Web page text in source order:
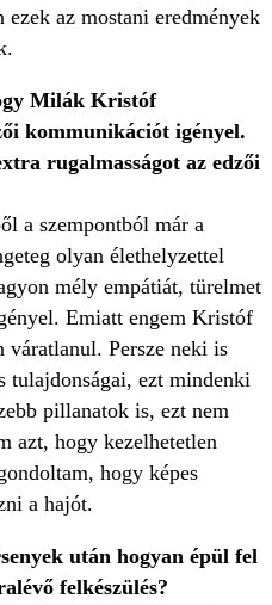
ezek az mostani eredmények
Milák Kristóf
kommunikációt igényel.
rugalmasságot az edzői
a szempontból már a
olyan élethelyzettel
mély empátiát, türelmet
Emiatt engem Kristóf
váratlanul. Persze neki is
tulajdonságai, ezt mindenki
pillanatok is, ezt nem
azt, hogy kezelhetetlen
hogy képes
a hajót.
után hogyan épül fel
felkészülés?